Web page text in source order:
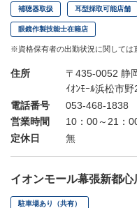
補聴器取扱 耳型採取可能店舗
眼鏡作製技能士在籍店
※資格保有者の出勤状況に関しては
住所
〒435-0052 静
ｲｵﾝﾓｰﾙ浜松市野
電話番号
053-468-1838
営業時間
10：00～21：
定休日
無
イオンモール幕張新都心
駐車場あり（共有）